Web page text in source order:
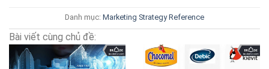
Danh mục: Marketing Strategy Reference
Bài viết cùng chủ đề: